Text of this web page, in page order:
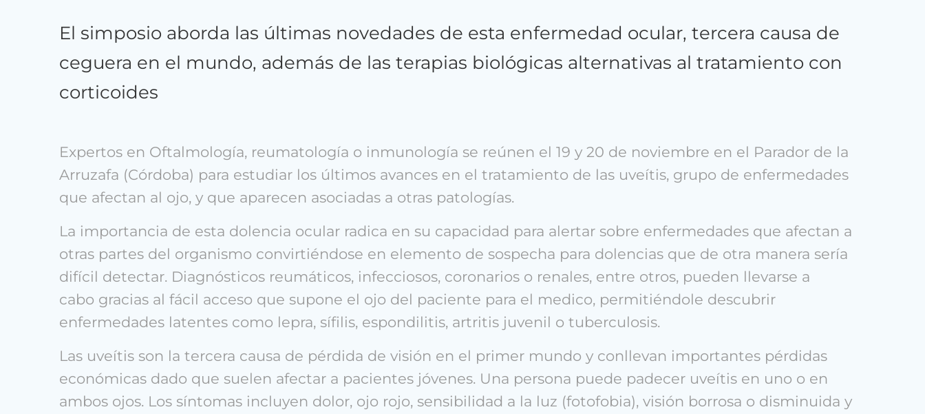
El simposio aborda las últimas novedades de esta enfermedad ocular, tercera causa de
ceguera en el mundo, además de las terapias biológicas alternativas al tratamiento con
corticoides
Expertos en Oftalmología, reumatología o inmunología se reúnen el 19 y 20 de noviembre en el Parador de la
Arruzafa (Córdoba) para estudiar los últimos avances en el tratamiento de las uveítis, grupo de enfermedades
que afectan al ojo, y que aparecen asociadas a otras patologías.
La importancia de esta dolencia ocular radica en su capacidad para alertar sobre enfermedades que afectan a
otras partes del organismo convirtiéndose en elemento de sospecha para dolencias que de otra manera sería
difícil detectar. Diagnósticos reumáticos, infecciosos, coronarios o renales, entre otros, pueden llevarse a
cabo gracias al fácil acceso que supone el ojo del paciente para el medico, permitiéndole descubrir
enfermedades latentes como lepra, sífilis, espondilitis, artritis juvenil o tuberculosis.
Las uveítis son la tercera causa de pérdida de visión en el primer mundo y conllevan importantes pérdidas
económicas dado que suelen afectar a pacientes jóvenes. Una persona puede padecer uveítis en uno o en
ambos ojos. Los síntomas incluyen dolor, ojo rojo, sensibilidad a la luz (fotofobia), visión borrosa o disminuida y